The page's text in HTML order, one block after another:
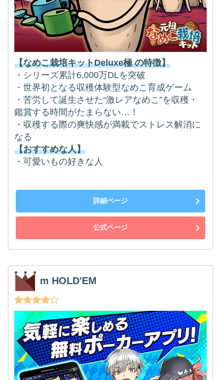
【なめこ栽培キットDeluxe極 の特徴】
・シリーズ累計6,000万DLを突破
・世界初となる収穫体験型なめこ育成ゲーム
・苦労して誕生させた“激レアなめこ”を収穫・
鑑賞する時間がたまらない…！
・収穫する際の爽快感が満載でストレス解消に
なる
【おすすめな人】
・可愛いもの好きな人
詳細ページ
公式ページ
m HOLD'EM